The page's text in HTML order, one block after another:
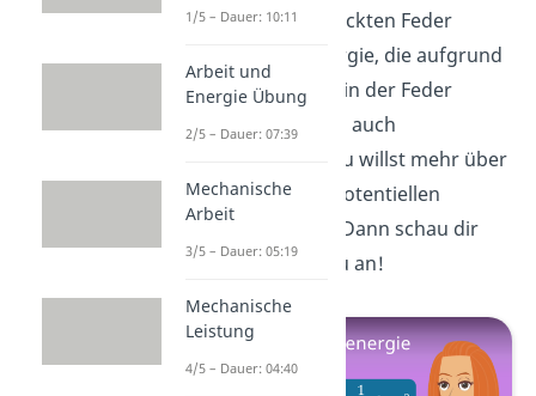
zusammengedrückten Feder
stecken. Die Energie, die aufgrund
der Verformung in der Feder
steckt, nennst du auch
. Du willst mehr über
diese Form der potentiellen
Energie wissen? Dann schau dir
unserVideo dazu an!
1/5 – Dauer: 10:11
Arbeit und
Energie Übung
2/5 – Dauer: 07:39
Mechanische
Arbeit
3/5 – Dauer: 05:19
Mechanische
Leistung
4/5 – Dauer: 04:40